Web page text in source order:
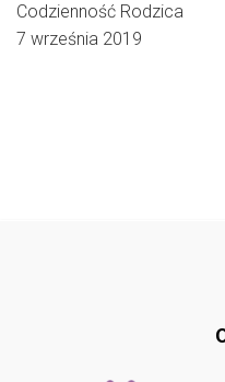
Codzienność Rodzica
7 września 2019